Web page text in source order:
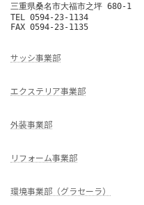
三重県桑名市大福市之坪 680-1
TEL 0594-23-1134
FAX 0594-23-1135
サッシ事業部
エクステリア事業部
外装事業部
リフォーム事業部
環境事業部（グラセーラ）